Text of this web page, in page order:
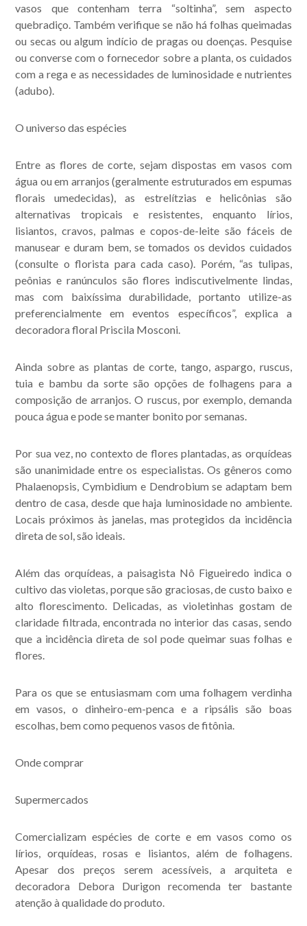
vasos que contenham terra “soltinha”, sem aspecto
quebradiço. Também verifique se não há folhas queimadas
ou secas ou algum indício de pragas ou doenças. Pesquise
ou converse com o fornecedor sobre a planta, os cuidados
com a rega e as necessidades de luminosidade e nutrientes
(adubo).
O universo das espécies
Entre as flores de corte, sejam dispostas em vasos com
água ou em arranjos (geralmente estruturados em espumas
florais umedecidas), as estrelítzias e helicônias são
alternativas tropicais e resistentes, enquanto lírios,
lisiantos, cravos, palmas e copos-de-leite são fáceis de
manusear e duram bem, se tomados os devidos cuidados
(consulte o florista para cada caso). Porém, “as tulipas,
peônias e ranúnculos são flores indiscutivelmente lindas,
mas com baixíssima durabilidade, portanto utilize-as
preferencialmente em eventos específicos”, explica a
decoradora floral Priscila Mosconi.
Ainda sobre as plantas de corte, tango, aspargo, ruscus,
tuia e bambu da sorte são opções de folhagens para a
composição de arranjos. O ruscus, por exemplo, demanda
pouca água e pode se manter bonito por semanas.
Por sua vez, no contexto de flores plantadas, as orquídeas
são unanimidade entre os especialistas. Os gêneros como
Phalaenopsis, Cymbidium e Dendrobium se adaptam bem
dentro de casa, desde que haja luminosidade no ambiente.
Locais próximos às janelas, mas protegidos da incidência
direta de sol, são ideais.
Além das orquídeas, a paisagista Nô Figueiredo indica o
cultivo das violetas, porque são graciosas, de custo baixo e
alto florescimento. Delicadas, as violetinhas gostam de
claridade filtrada, encontrada no interior das casas, sendo
que a incidência direta de sol pode queimar suas folhas e
flores.
Para os que se entusiasmam com uma folhagem verdinha
em vasos, o dinheiro-em-penca e a ripsális são boas
escolhas, bem como pequenos vasos de fitônia.
Onde comprar
Supermercados
Comercializam espécies de corte e em vasos como os
lírios, orquídeas, rosas e lisiantos, além de folhagens.
Apesar dos preços serem acessíveis, a arquiteta e
decoradora Debora Durigon recomenda ter bastante
atenção à qualidade do produto.